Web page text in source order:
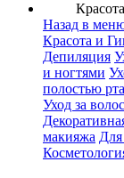
Назад в
Красота и
Депиляция
и ногтями
полостью рта
Уход за
макияжа